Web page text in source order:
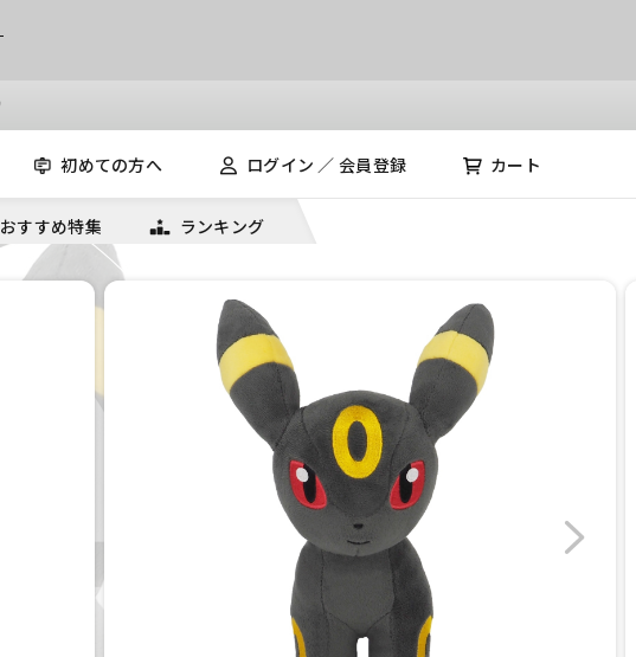
初めての方へ ログイン ／ 会員登録 カート
おすすめ特集 ランキング